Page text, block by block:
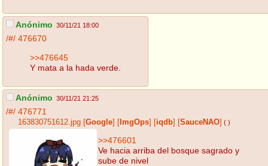
Anónimo 30/11/21 18:00
/#/ 476670
>>476645
Y mata a la hada verde.
Anónimo 30/11/21 21:25
/#/ 476771
163830751612.jpg Google ImgOps iqdb SauceNAO ( )
>>476601
Ve hacia arriba del bosque sagrado y
sube de nivel